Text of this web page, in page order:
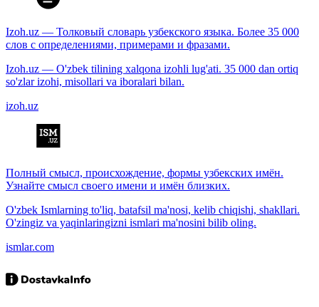
Izoh.uz — Толковый словарь узбекского языка. Более 35 000
слов с определениями, примерами и фразами.
Izoh.uz — O'zbek tilining xalqona izohli lug'ati. 35 000 dan ortiq
so'zlar izohi, misollari va iboralari bilan.
izoh.uz
Полный смысл, происхождение, формы узбекских имён.
Узнайте смысл своего имени и имён близких.
O'zbek Ismlarning to'liq, batafsil ma'nosi, kelib chiqishi, shakllari.
O'zingiz va yaqinlaringizni ismlari ma'nosini bilib oling.
ismlar.com